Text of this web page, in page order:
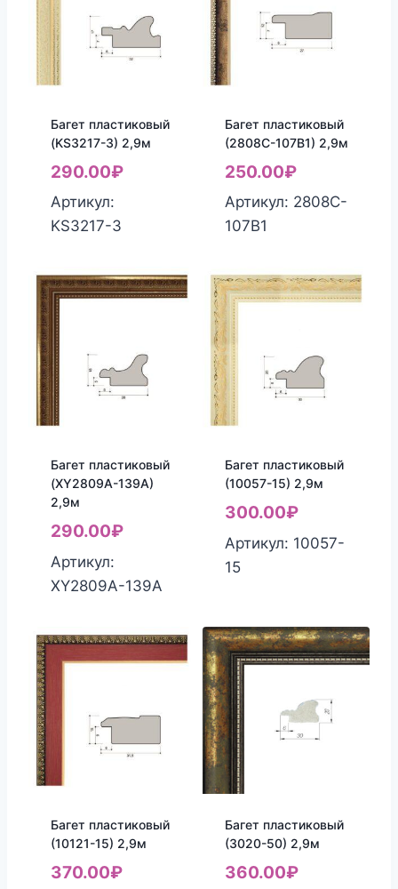
Багет пластиковый
(KS3217-3) 2,9м
290.00₽
Артикул:
KS3217-3
Багет пластиковый
(2808C-107B1) 2,9м
250.00₽
Артикул: 2808C-
107B1
Багет пластиковый
(XY2809A-139A)
2,9м
290.00₽
Артикул:
XY2809A-139A
Багет пластиковый
(10057-15) 2,9м
300.00₽
Артикул: 10057-
15
Багет пластиковый
(10121-15) 2,9м
370.00₽
Багет пластиковый
(3020-50) 2,9м
360.00₽